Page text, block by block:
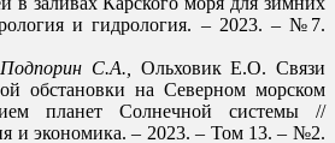
и гидрология. – 2023. – №7.
С.А.,
Ольховик Е.О. Связи
обстановки на Северном морском
планет Солнечной системы //
и экономика. – 2023. – Том 13. – №2.